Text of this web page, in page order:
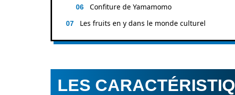
Confiture de Yamamomo
Les fruits en y dans le monde culturel
LES